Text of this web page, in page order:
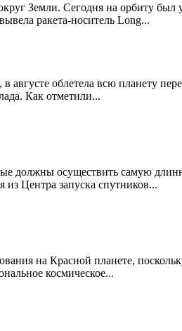
Земли. Сегодня на орбиту
ракета-носитель Long...
августе облетела всю планету
Как отметили...
должны осуществить самую
Центра запуска спутников...
на Красной планете,
космическое...